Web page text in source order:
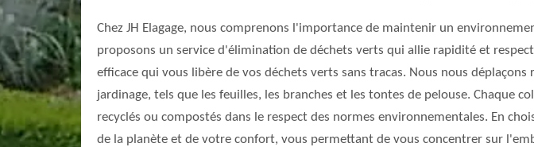
Chez JH Elagage, nous comprenons l'importance de maintenir un
proposons un service d'élimination de déchets verts qui allie rapidité et
efficace qui vous libère de vos déchets verts sans tracas. Nous nous
jardinage, tels que les feuilles, les branches et les tontes de pelouse. Chaque
recyclés ou compostés dans le respect des normes environnementales. En
de la planète et de votre confort, vous permettant de vous concentrer sur